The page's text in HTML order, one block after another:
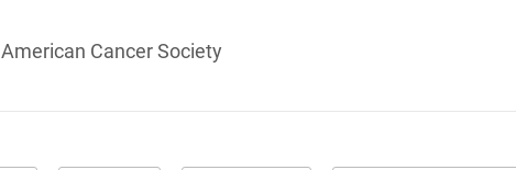
American Cancer Society